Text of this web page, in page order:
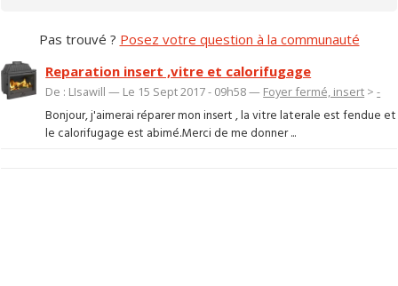
Pas trouvé ? Posez votre question à la communauté
Reparation insert ,vitre et calorifugage
De : LIsawill — Le 15 Sept 2017 - 09h58 — Foyer fermé, insert >-
Bonjour, j'aimerai réparer mon insert , la vitre laterale est fendue et
le calorifugage est abimé.Merci de me donner ...